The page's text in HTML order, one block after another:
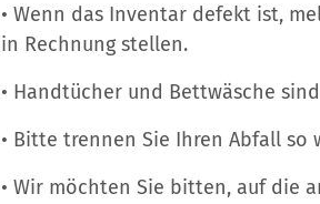
• Wenn das Inventar defekt ist,
in Rechnung stellen.
• Handtücher und Bettwäsche
• Bitte trennen Sie Ihren Abfall so
• Wir möchten Sie bitten, auf die